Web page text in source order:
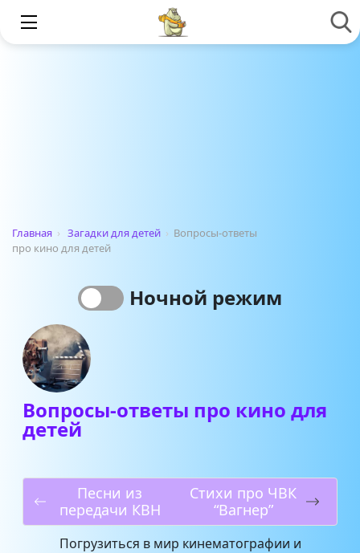
Главная › Загадки для детей › Вопросы-ответы
про кино для детей
Ночной режим
Вопросы-ответы про кино для
детей
Песни из
передачи КВН
Стихи про ЧВК
“Вагнер”
Погрузиться в мир кинематографии и